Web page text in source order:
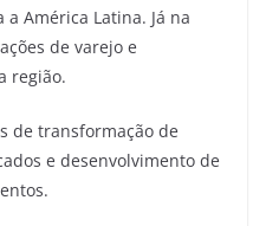
América Latina. Já na
de varejo e
região.
de transformação de
e desenvolvimento de